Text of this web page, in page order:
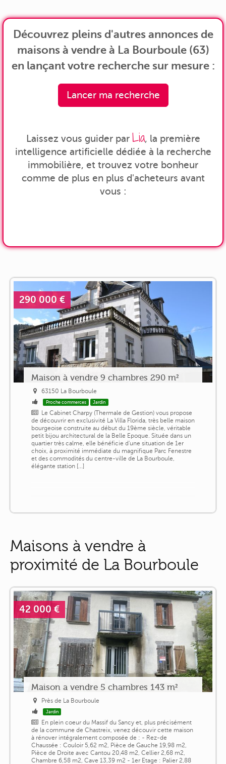
Découvrez pleins d'autres annonces de
maisons à vendre à La Bourboule (63)
en lançant votre recherche sur mesure :
Lancer ma recherche
Laissez vous guider par Lia, la première
intelligence artificielle dédiée à la recherche
immobilière, et trouvez votre bonheur
comme de plus en plus d'acheteurs avant
vous :
290 000 €
Maison à vendre 9 chambres 290 m²
63150 La Bourboule
Proche commerces Jardin
Le Cabinet Charpy (Thermale de Gestion) vous propose
de découvrir en exclusivité La Villa Florida, très belle maison
bourgeoise construite au début du 19ème siècle, véritable
petit bijou architectural de la Belle Epoque. Située dans un
quartier très calme, elle bénéficie d'une situation de 1er
choix, à proximité immédiate du magnifique Parc Fenestre
et des commodités du centre-ville de La Bourboule,
élégante station [...]
Maisons à vendre à
proximité de La Bourboule
42 000 €
Maison a vendre 5 chambres 143 m²
Près de La Bourboule
Jardin
En plein coeur du Massif du Sancy et, plus précisément
de la commune de Chastreix, venez découvir cette maison
à rénover intégralement composée de : - Rez-de
Chaussée : Couloir 5,62 m2, Pièce de Gauche 19,98 m2,
Pièce de Droite avec Cantou 20,48 m2, Cellier 2,68 m2,
Chambre 6,58 m2, Cave 13,39 m2 - 1er Etage : Palier 2,88